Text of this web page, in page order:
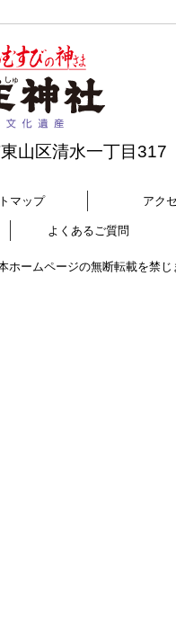
山区清水一丁目317
マップ アク
よくあるご質問
ホームページの無断転載を禁じ